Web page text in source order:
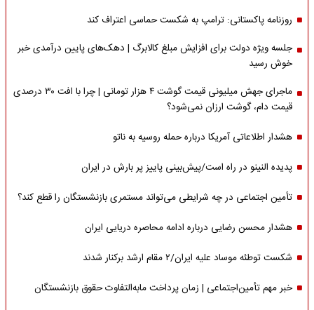
روزنامه پاکستانی: ترامپ به شکست حماسی اعتراف کند
جلسه ویژه دولت برای افزایش مبلغ کالابرگ | دهک‌های پایین درآمدی خبر
خوش رسید
ماجرای جهش میلیونی قیمت گوشت ۴ هزار تومانی | چرا با افت ۳۰ درصدی
قیمت دام، گوشت ارزان نمی‌شود؟
هشدار اطلاعاتی آمریکا درباره حمله روسیه به ناتو
پدیده النینو در راه است/پیش‌بینی پاییز پر بارش در ایران
تأمین اجتماعی در چه شرایطی می‌تواند مستمری بازنشستگان را قطع کند؟
هشدار محسن رضایی درباره ادامه محاصره دریایی ایران
شکست توطئه موساد علیه ایران/۲ مقام‌ ارشد برکنار شدند
خبر مهم تأمین‌اجتماعی | زمان پرداخت مابه‌التفاوت حقوق بازنشستگان